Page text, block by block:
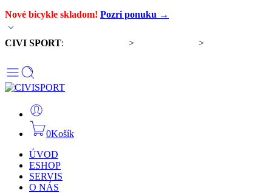
Nové bicykle skladom! Pozri ponuku →
CIVI SPORT: > >
0Košík
ÚVOD
ESHOP
SERVIS
O NÁS